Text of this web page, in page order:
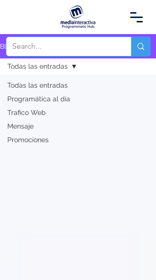
Blog
Todas las entradas
Programática al día
Trafico Web
Mensaje
Promociones
Todas las entradas